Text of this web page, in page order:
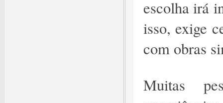
escolha irá
isso, exige
com obras
Muitas